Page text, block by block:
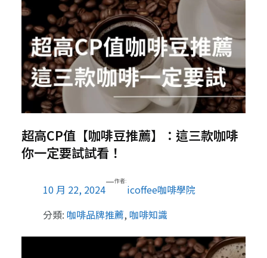
超高CP值【咖啡豆推薦】：這三款咖啡
你一定要試試看！
10 月 22, 2024
—作者:
icoffee咖啡學院
分類: 咖啡品牌推薦, 咖啡知識